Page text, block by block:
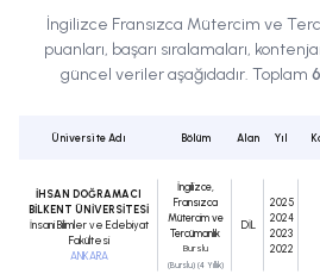
İngilizce Fransızca Mütercim ve
puanları, başarı sıralamaları,
güncel veriler aşağıdadır. Toplam 6
Üniversite Adı Bölüm Alan Yıl
İHSAN DOĞRAMACI
BİLKENT ÜNİVERSİTESİ
İnsani Bilimler ve Edebiyat
Fakültesi
ANKARA
İngilizce,
Fransızca
Mütercim ve
Tercümanlık
Burslu
(Burslu) (4 Yıllık)
DIL
2025
2024
2023
2022